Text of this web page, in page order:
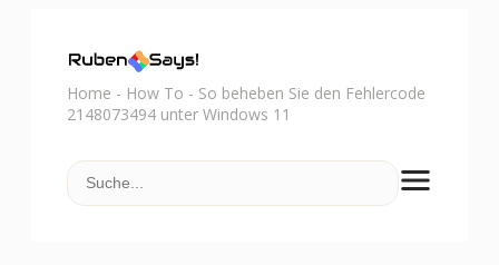
Home - How To - So beheben Sie den Fehlercode
2148073494 unter Windows 11